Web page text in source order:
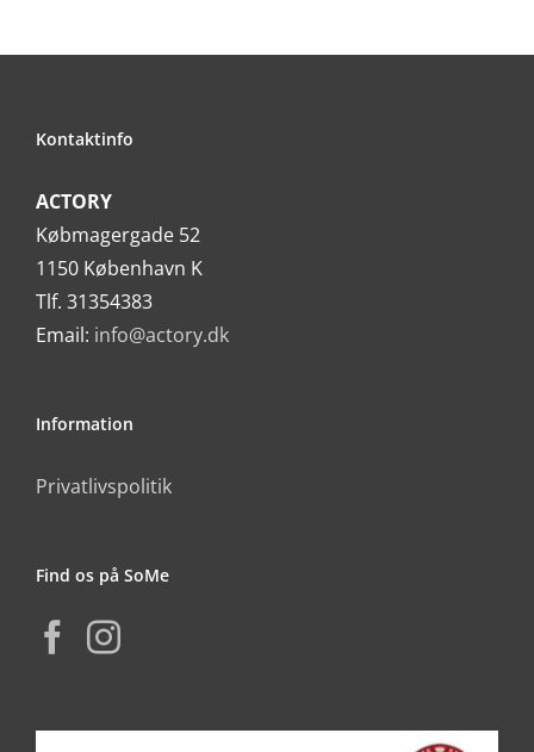
Kontaktinfo
ACTORY
Købmagergade 52
1150 København K
Tlf. 31354383
Email: info@actory.dk
Information
Privatlivspolitik
Find os på SoMe